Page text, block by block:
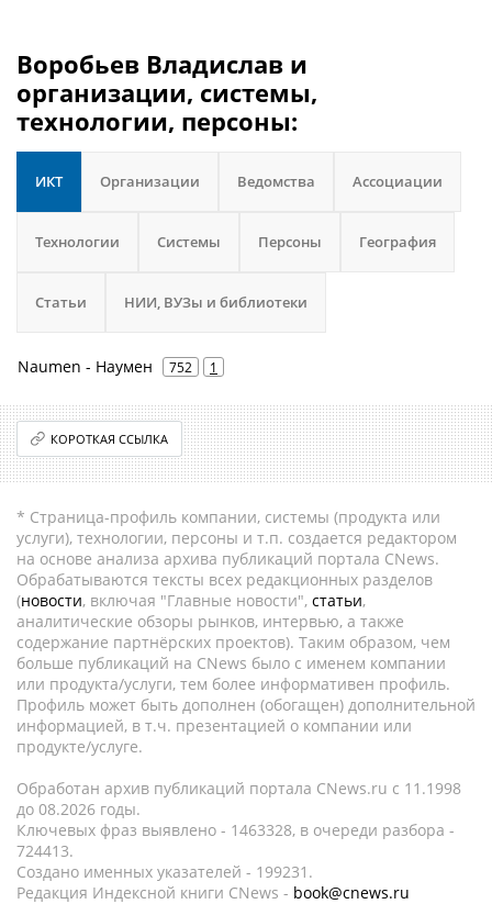
Воробьев Владислав и
организации, системы,
технологии, персоны:
ИКТ Организации Ведомства Ассоциации
Технологии Системы Персоны География
Статьи НИИ, ВУЗы и библиотеки
Naumen - Наумен 752 1
КОРОТКАЯ ССЫЛКА
* Страница-профиль компании, системы (продукта или
услуги), технологии, персоны и т.п. создается редактором
на основе анализа архива публикаций портала CNews.
Обрабатываются тексты всех редакционных разделов
(новости, включая "Главные новости", статьи,
аналитические обзоры рынков, интервью, а также
содержание партнёрских проектов). Таким образом, чем
больше публикаций на CNews было с именем компании
или продукта/услуги, тем более информативен профиль.
Профиль может быть дополнен (обогащен) дополнительной
информацией, в т.ч. презентацией о компании или
продукте/услуге.
Обработан архив публикаций портала CNews.ru c 11.1998
до 08.2026 годы.
Ключевых фраз выявлено - 1463328, в очереди разбора -
724413.
Создано именных указателей - 199231.
Редакция Индексной книги CNews - book@cnews.ru